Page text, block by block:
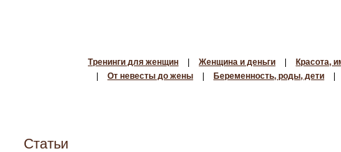
Тренинги для женщин Женщина и деньги Красота,
От невесты до жены Беременность, роды, дети
Статьи